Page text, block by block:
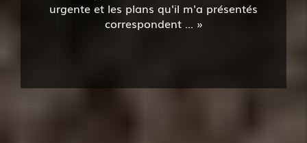
urgente et les plans qu'il m'a présentés
correspondent ...